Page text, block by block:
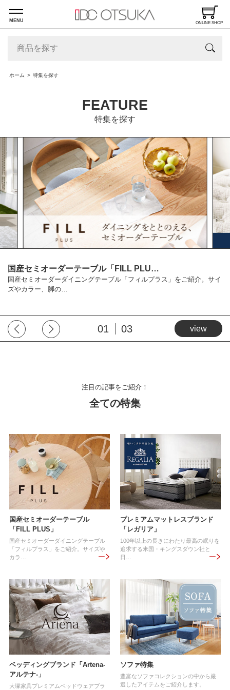
MENU ONLINE SHOP
ホーム 特集を探す
FEATURE
特集を探す
国産セミオーダーテーブル「FILL PLU…
国産セミオーダーダイニングテーブル「フィルプラス」をご紹介。サイ
ズやカラー、脚の…
view
01 03
注目の記事をご紹介！
全ての特集
国産セミオーダーテーブル
「FILL PLUS」
国産セミオーダーダイニングテーブル
「フィルプラス」をご紹介。サイズや
カラ…
プレミアムマットレスブランド
「レガリア」
100年以上の長きにわたり最高の眠りを
追求する米国・キングスダウン社と
日…
ベッディングブランド「Artena-
アルテナ-」
大塚家具プレミアムベッドウェアブラ
ソファ特集
豊富なソファコレクションの中から厳
選したアイテムをご紹介します。